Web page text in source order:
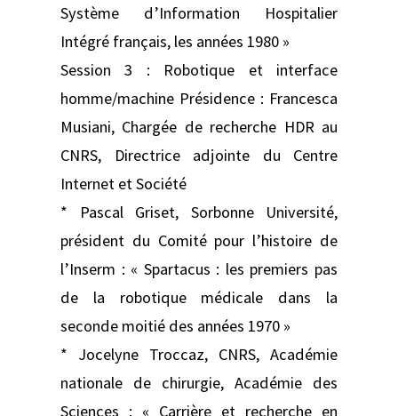
Système d’Information Hospitalier
Intégré français, les années 1980 »
Session 3 : Robotique et interface
homme/machine Présidence : Francesca
Musiani, Chargée de recherche HDR au
CNRS, Directrice adjointe du Centre
Internet et Société
* Pascal Griset, Sorbonne Université,
président du Comité pour l’histoire de
l’Inserm : « Spartacus : les premiers pas
de la robotique médicale dans la
seconde moitié des années 1970 »
* Jocelyne Troccaz, CNRS, Académie
nationale de chirurgie, Académie des
Sciences : « Carrière et recherche en